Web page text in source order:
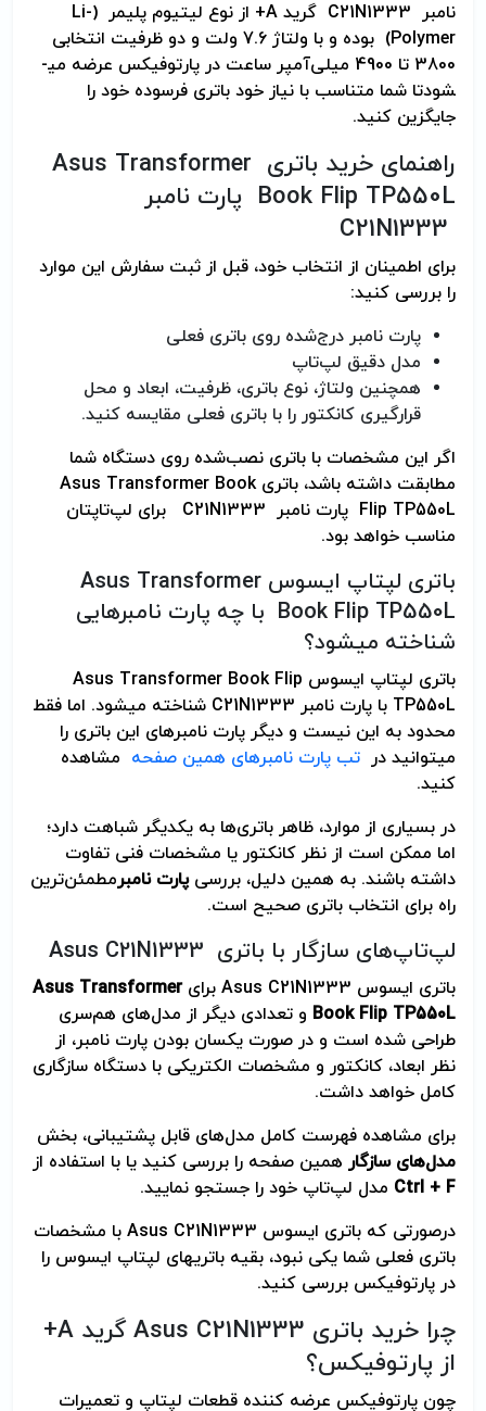
نامبر C21N1333 گرید A+ از نوع لیتیوم پلیمر (Li-
Polymer) بوده و با ولتاژ 7.6 ولت و دو ظرفیت انتخابی
3800 تا 4900 میلی‌آمپر ساعت در پارتوفیکس عرضه می­
شودتا شما متناسب با نیاز خود باتری فرسوده خود را
جایگزین کنید.
راهنمای خرید باتری Asus Transformer
Book Flip TP550L پارت نامبر
برای اطمینان از انتخاب خود، قبل از ثبت سفارش این موارد
را بررسی کنید:
پارت نامبر درج‌شده روی باتری فعلی
مدل دقیق لپ‌تاپ
همچنین ولتاژ، نوع باتری، ظرفیت، ابعاد و محل
قرارگیری کانکتور را با باتری فعلی مقایسه کنید.
اگر این مشخصات با باتری نصب‌شده روی دستگاه شما
مطابقت داشته باشد، باتری Asus Transformer Book
Flip TP550L پارت نامبر C21N1333 برای لپ‌تاپتان
مناسب خواهد بود.
باتری لپتاپ ایسوس Asus Transformer
Book Flip TP550L با چه پارت نامبرهایی
شناخته می­شود؟
باتری لپتاپ ایسوس Asus Transformer Book Flip
TP550L با پارت نامبر C21N1333 شناخته می­شود. اما فقط
محدود به این نیست و دیگر پارت نامبرهای این باتری را
می­توانید در تب پارت نامبرهای همین صفحه مشاهده
کنید.
در بسیاری از موارد، ظاهر باتری‌ها به یکدیگر شباهت دارد؛
اما ممکن است از نظر کانکتور یا مشخصات فنی تفاوت
داشته باشند. به همین دلیل، بررسیپارت نامبرمطمئن‌ترین
راه برای انتخاب باتری صحیح است.
لپ‌تاپ‌های سازگار با باتری Asus C21N1333
باتری ایسوس Asus C21N1333 برای
Asus Transformer
Book Flip TP550L و تعدادی دیگر از مدل‌های هم‌سری
طراحی شده است و در صورت یکسان بودن پارت نامبر، از
نظر ابعاد، کانکتور و مشخصات الکتریکی با دستگاه سازگاری
کامل خواهد داشت.
برای مشاهده فهرست کامل مدل‌های قابل پشتیبانی، بخش
مدل‌های سازگار همین صفحه را بررسی کنید یا با استفاده از
Ctrl + F مدل لپ‌تاپ خود را جستجو نمایید.
درصورتی که باتری ایسوس Asus C21N1333 با مشخصات
باتری فعلی شما یکی نبود، بقیه باتریهای لپتاپ ایسوس را
در پارتوفیکس بررسی کنید.
چرا خرید باتری Asus C21N1333 گرید A+
از پارتوفیکس؟
چون پارتوفیکس عرضه کننده قطعات لپتاپ و تعمیرات